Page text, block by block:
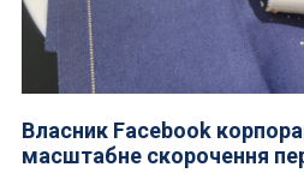
Власник Facebook
масштабне скорочення